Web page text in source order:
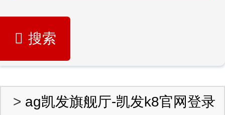
搜索
> ag凯发旗舰厅-凯发k8官网登录